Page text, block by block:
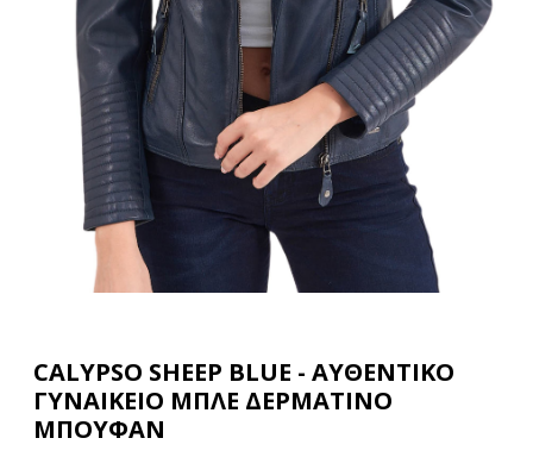
CALYPSO SHEEP BLUE - ΑΥΘΕΝΤΙΚΟ
ΓΥΝΑΙΚΕΙΟ ΜΠΛΕ ΔΕΡΜΑΤΙΝΟ
ΜΠΟΥΦΑΝ